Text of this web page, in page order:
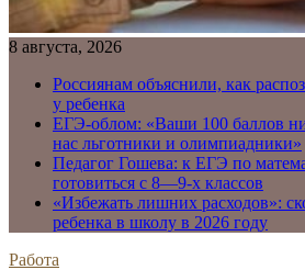
8 августа, 2026
Россиянам объяснили, как
у ребенка
ЕГЭ-облом: «Ваши 100 баллов
нас льготники и олимпиадники»
Педагог Гошева: к ЕГЭ по
готовиться с 8—9-х классов
«Избежать лишних расходов»:
ребенка в школу в 2026 году
Работа